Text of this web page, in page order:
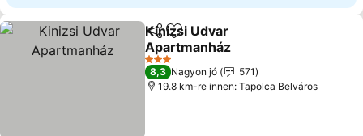
Megosztás
Hozzáadás a kedvencekhez
Kinizsi Udvar
Apartmanház
3 Kategória
8,3 Nagyon jó
571
19.8 km-re innen: Tapolca Belváros